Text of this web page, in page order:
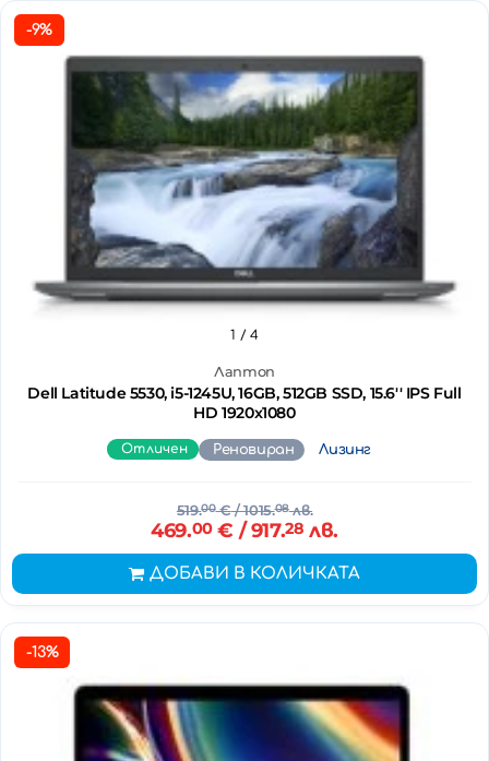
-9%
Лаптоп
Dell Latitude 5530, i5-1245U, 16GB, 512GB SSD, 15.6'' IPS Full
HD 1920x1080
1 / 4
Отличен Реновиран Лизинг
519.00€/ 1015.08лв.
469.00€ / 917.28 лв.
ДОБАВИ В КОЛИЧКАТА
-13%